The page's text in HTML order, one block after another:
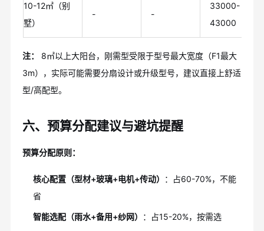
10-12㎡（别
墅）
- -
33000-
43000
注：
8㎡以上大阳台，刚需型受限于型号最大宽度（F1最大
3m），实际可能需要分扇设计或升级型号，建议直接上舒适
型/高配型。
六、预算分配建议与避坑提醒
预算分配原则：
核心配置（型材+玻璃+电机+传动）
：占60-70%，不能
省
智能选配（雨水+备用+纱网） ：占15-20%，按需选